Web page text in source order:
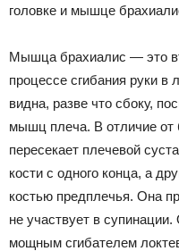
головке и мышце
Мышца брахиалис — это
процессе сгибания руки в
видна, разве что сбоку,
мышц плеча. В отличие от
пересекает плечевой
кости с одного конца, а
костью предплечья. Она
не участвует в
мощным сгибателем